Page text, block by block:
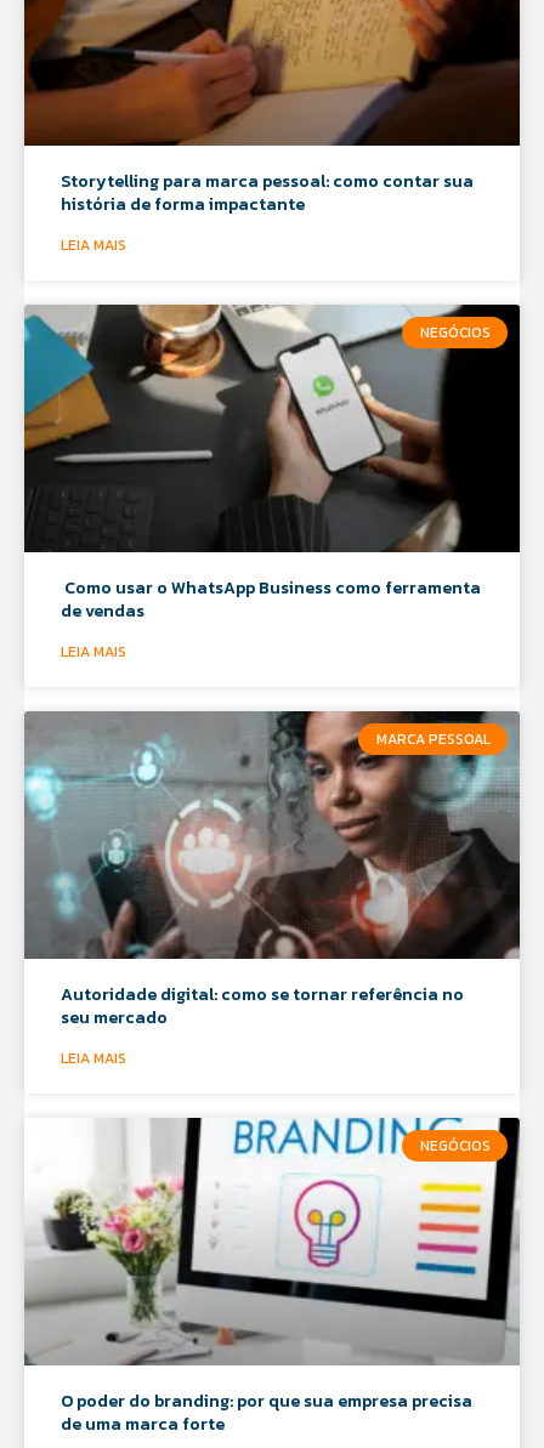
Storytelling para marca pessoal: como contar sua
história de forma impactante
LEIA MAIS
NEGÓCIOS
Como usar o WhatsApp Business como ferramenta
de vendas
LEIA MAIS
MARCA PESSOAL
Autoridade digital: como se tornar referência no
seu mercado
LEIA MAIS
NEGÓCIOS
O poder do branding: por que sua empresa precisa
de uma marca forte